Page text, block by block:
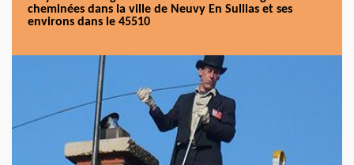
cheminées dans la ville de Neuvy En Sullias et ses
environs dans le 45510